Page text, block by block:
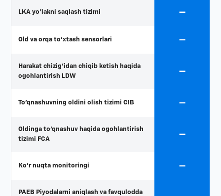
LKA yo'lakni saqlash tizimi —
Old va orqa to'xtash sensorlari —
Harakat chizig'idan chiqib ketish haqida
ogohlantirish LDW
—
To'qnashuvning oldini olish tizimi CIB —
Oldinga to'qnashuv haqida ogohlantirish
tizimi FCA
—
Ko'r nuqta monitoringi —
PAEB Piyodalarni aniqlash va favqulodda